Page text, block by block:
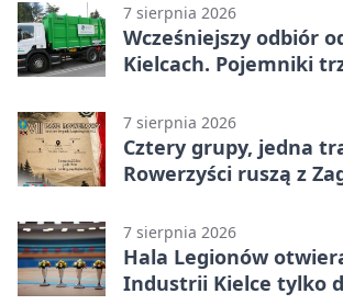
7 sierpnia 2026
Wcześniejszy odbiór
Kielcach. Pojemniki
7 sierpnia 2026
Cztery grupy, jedna
Rowerzyści ruszą z
7 sierpnia 2026
Hala Legionów
Industrii Kielce tylko